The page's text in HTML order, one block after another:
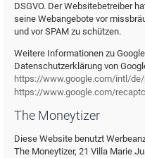
DSGVO. Der Websitebetreiber
seine Webangebote vor
und vor SPAM zu schützen.
Weitere Informationen zu
Datenschutzerklärung von
https://www.google.com/intl/
https://www.google.com/
The Moneytizer
Diese Website benutzt
The Moneytizer, 21 Villa Marie